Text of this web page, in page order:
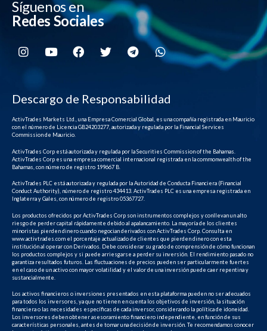
Síguenos en
Redes Sociales
Descargo de Responsabilidad
ActivTrades Markets Ltd., una Empresa Comercial Global, es una compañía registrada en Mauricio
con el número de Licencia GB24203277, autorizada y regulada por la Financial Services
Commission de Mauricio.
ActivTrades Corp está autorizada y regulada por la Securities Commission of the Bahamas.
ActivTrades Corp es una empresa comercial internacional registrada en la commonwealth of the
Bahamas, con número de registro 199667 B.
ActivTrades PLC está autorizada y regulada por la Autoridad de Conducta Financiera (Financial
Conduct Authority), número de registro 434413. ActivTrades PLC es una empresa registrada en
Inglaterra y Gales, con número de registro 05367727.
Los productos ofrecidos por ActivTrades Corp son instrumentos complejos y conllevan un alto
riesgo de perder capital rápidamente debido al apalancamiento. La mayoría de los clientes
minoristas pierden dinero cuando negocian derivados con ActivTrades Corp. Consulta en
www.activtrades.com el porcentaje actualizado de clientes que pierden dinero con esta
institución al operar con Derivados. Debe considerar su grado de comprensión de cómo funcionan
los productos complejos y si puede arriesgarse a perder su inversión. El rendimiento pasado no
garantiza resultados futuros. Las fluctuaciones de precios pueden ser particularmente fuertes
en el caso de un activo con mayor volatilidad y el valor de una inversión puede caer repentina y
sustancialmente.
Los activos financieros o inversiones presentados en esta plataforma pueden no ser adecuados
para todos los inversores, ya que no tienen en cuenta los objetivos de inversión, la situación
financiera o las necesidades específicas de cada inversor, considerando la política de idoneidad.
Los inversores deben obtener asesoramiento financiero independiente, en función de sus
características personales, antes de tomar una decisión de inversión. Te recomendamos conocer